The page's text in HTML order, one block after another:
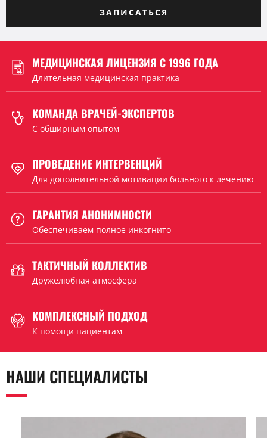
ЗАПИСАТЬСЯ
МЕДИЦИНСКАЯ ЛИЦЕНЗИЯ С 1996 ГОДА
Длительная медицинская практика
КОМАНДА ВРАЧЕЙ-ЭКСПЕРТОВ
C обширным опытом
ПРОВЕДЕНИЕ ИНТЕРВЕНЦИЙ
Для дополнительной мотивации больного к лечению
ГАРАНТИЯ АНОНИМНОСТИ
Обеспечиваем полное инкогнито
ТАКТИЧНЫЙ КОЛЛЕКТИВ
Дружелюбная атмосфера
КОМПЛЕКСНЫЙ ПОДХОД
К помощи пациентам
НАШИ СПЕЦИАЛИСТЫ